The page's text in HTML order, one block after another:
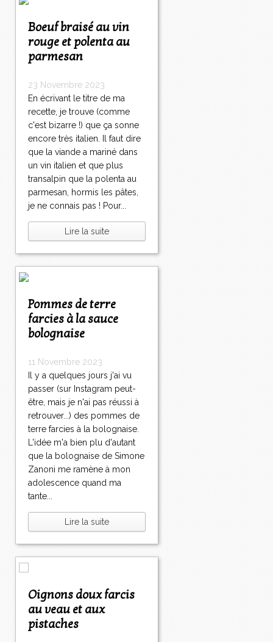
Boeuf braisé au vin
rouge et polenta au
parmesan
23 Novembre 2023
En écrivant le titre de ma
recette, je trouve (comme
c'est bizarre !) que ça sonne
encore très italien. Il faut dire
que la viande a mariné dans
un vin italien et que plus
transalpin que la polenta au
parmesan, hormis les pâtes,
je ne connais pas ! Pour...
Lire la suite
Pommes de terre
farcies à la sauce
bolognaise
11 Novembre 2023
Il y a quelques jours j'ai vu
passer (sur Instagram peut-
être, mais je n'ai pas réussi à
retrouver...) des pommes de
terre farcies à la bolognaise.
L'idée m'a bien plu d'autant
que la bolognaise de Simone
Zanoni me ramène à mon
adolescence quand ma
tante...
Lire la suite
Oignons doux farcis
au veau et aux
pistaches